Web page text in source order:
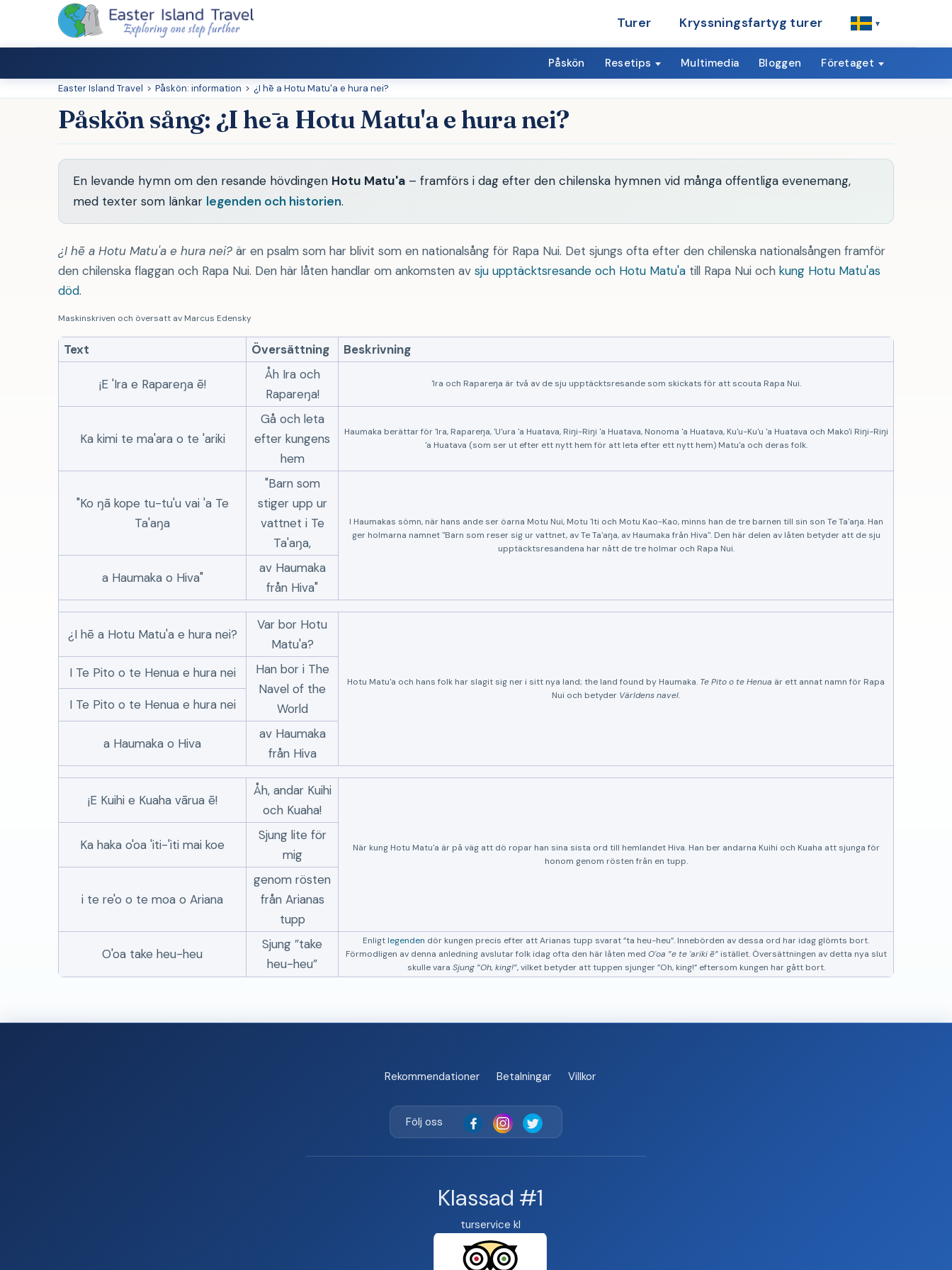
Turer Kryssningsfartyg turer ▾
Påskön Resetips Multimedia Bloggen Företaget
Easter Island Travel > Påskön: information > ¿I hē a Hotu Matu'a e hura nei?
Påskön sång: ¿I hē a Hotu Matu'a e hura nei?
En levande hymn om den resande hövdingen Hotu Matu'a – framförs i dag efter den chilenska hymnen vid många offentliga evenemang,
med texter som länkar legenden och historien.
¿I hē a Hotu Matu'a e hura nei? är en psalm som har blivit som en nationalsång för Rapa Nui. Det sjungs ofta efter den chilenska nationalsången framför
den chilenska flaggan och Rapa Nui. Den här låten handlar om ankomsten av sju upptäcktsresande och Hotu Matu'a till Rapa Nui och kung Hotu Matu'as
död.
Maskinskriven och översatt av Marcus Edensky
Text Översättning Beskrivning
¡E 'Ira e Rapareŋa ē!
Åh Ira och
Rapareŋa!
'Ira och Rapareŋa är två av de sju upptäcktsresande som skickats för att scouta Rapa Nui.
Ka kimi te ma'ara o te 'ariki
Gå och leta
efter kungens
hem
Haumaka berättar för 'Ira, Rapareŋa, 'U'ura 'a Huatava, Riŋi-Riŋi 'a Huatava, Nonoma 'a Huatava, Ku'u-Ku'u 'a Huatava och Mako'i Riŋi-Riŋi
'a Huatava (som ser ut efter ett nytt hem för att leta efter ett nytt hem) Matu'a och deras folk.
"Ko ŋā kope tu-tu'u vai 'a Te
Ta'aŋa
"Barn som
stiger upp ur
vattnet i Te
Ta'aŋa,
I Haumakas sömn, när hans ande ser öarna Motu Nui, Motu 'Iti och Motu Kao-Kao, minns han de tre barnen till sin son Te Ta'aŋa. Han
ger holmarna namnet "Barn som reser sig ur vattnet, av Te Ta'aŋa, av Haumaka från Hiva". Den här delen av låten betyder att de sju
upptäcktsresandena har nått de tre holmar och Rapa Nui.
a Haumaka o Hiva"
av Haumaka
från Hiva"
¿I hē a Hotu Matu'a e hura nei?
Var bor Hotu
Matu'a?
Hotu Matu'a och hans folk har slagit sig ner i sitt nya land; the land found by Haumaka. Te Pito o te Henua är ett annat namn för Rapa
Nui och betyder Världens navel.
I Te Pito o te Henua e hura nei
Han bor i The
Navel of the
World
I Te Pito o te Henua e hura nei
a Haumaka o Hiva
av Haumaka
från Hiva
¡E Kuihi e Kuaha vārua ē!
Åh, andar Kuihi
och Kuaha!
När kung Hotu Matu'a är på väg att dö ropar han sina sista ord till hemlandet Hiva. Han ber andarna Kuihi och Kuaha att sjunga för
honom genom rösten från en tupp.
Ka haka o'oa 'iti-'iti mai koe
Sjung lite för
mig
i te re'o o te moa o Ariana
genom rösten
från Arianas
tupp
O'oa take heu-heu
Sjung take
heu-heu
Enligtlegenden dör kungen precis efter att Arianas tupp svarat ta heu-heu . Innebörden av dessa ord har idag glömts bort.
Förmodligen av denna anledning avslutar folk idag ofta den här låten med O'oa e te 'ariki ē istället. Översättningen av detta nya slut
skulle vara Sjung Oh, king! , vilket betyder att tuppen sjunger Oh, king! eftersom kungen har gått bort.
Rekommendationer Betalningar Villkor
Följ oss
Klassad #1
turservice kl